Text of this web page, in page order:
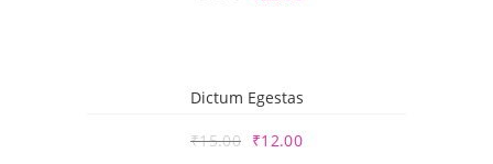
Dictum Egestas
₹15.00 ₹12.00